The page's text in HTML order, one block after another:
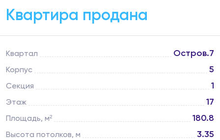
Квартал Остров.7
Корпус 5
Секция 1
Этаж 17
Площадь, м² 180.8
Высота потолков, м 3.35
Квартира продана